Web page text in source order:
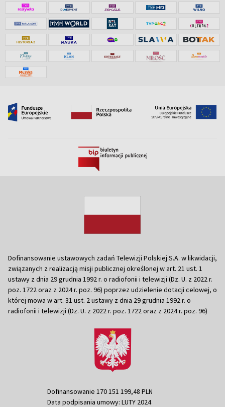
Dofinansowanie ustawowych zadań Telewizji Polskiej S.A. w likwidacji,
związanych z realizacją misji publicznej określonej w art. 21 ust. 1
ustawy z dnia 29 grudnia 1992 r. o radiofonii i telewizji (Dz. U. z 2022 r.
poz. 1722 oraz z 2024 r. poz. 96) poprzez udzielenie dotacji celowej, o
której mowa w art. 31 ust. 2 ustawy z dnia 29 grudnia 1992 r. o
radiofonii i telewizji (Dz. U. z 2022 r. poz. 1722 oraz z 2024 r. poz. 96)
Dofinansowanie 170 151 199,48 PLN
Data podpisania umowy: LUTY 2024